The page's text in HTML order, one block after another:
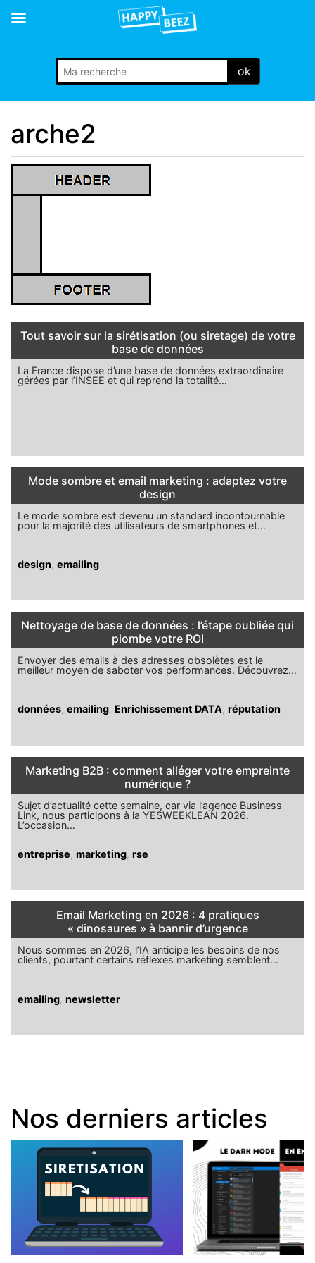
ok
arche2
Tout savoir sur la sirétisation (ou siretage) de votre
base de données
La France dispose d’une base de données extraordinaire
gérées par l’INSEE et qui reprend la totalité…
Mode sombre et email marketing : adaptez votre
design
Le mode sombre est devenu un standard incontournable
pour la majorité des utilisateurs de smartphones et…
design emailing
Nettoyage de base de données : l’étape oubliée qui
plombe votre ROI
Envoyer des emails à des adresses obsolètes est le
meilleur moyen de saboter vos performances. Découvrez…
données emailing Enrichissement DATA réputation
Marketing B2B : comment alléger votre empreinte
numérique ?
Sujet d’actualité cette semaine, car via l’agence Business
Link, nous participons à la YESWEEKLEAN 2026.
L’occasion…
entreprise marketing rse
Email Marketing en 2026 : 4 pratiques
« dinosaures » à bannir d’urgence
Nous sommes en 2026, l’IA anticipe les besoins de nos
clients, pourtant certains réflexes marketing semblent…
emailing newsletter
Nos derniers articles